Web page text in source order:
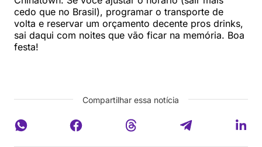
cedo que no Brasil), programar o transporte de
volta e reservar um orçamento decente pros drinks,
sai daqui com noites que vão ficar na memória. Boa
festa!
Compartilhar essa notícia